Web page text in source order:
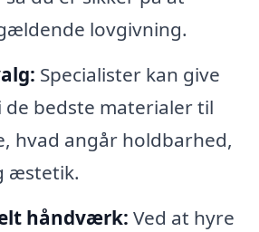
lovgivning.
Specialister kan give
de bedste materialer til
hvad angår holdbarhed,
æstetik.
håndværk: Ved at hyre